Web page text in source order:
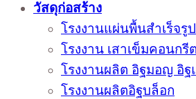
วัสดุก่อสร้าง
โรงงานแผ่นพื้นสำเร็จรูป
โรงงาน เสาเข็มคอนกรี
โรงงานผลิต อิฐมอญ อิฐ
โรงงานผลิตอิฐบล็อก